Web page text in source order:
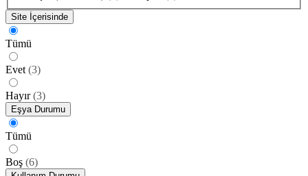
Site İçerisinde
Tümü
Evet (3)
Hayır (3)
Eşya Durumu
Tümü
Boş (6)